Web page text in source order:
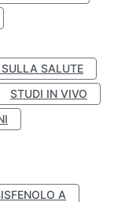
SALUTE
STUDI IN VIVO
A